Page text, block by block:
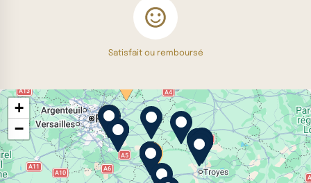
Satisfait ou remboursé
+
−